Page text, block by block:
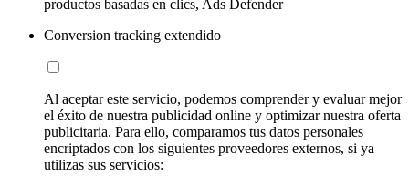
productos basadas en clics, Ads Defender
Conversion tracking extendido
Al aceptar este servicio, podemos comprender y evaluar mejor
el éxito de nuestra publicidad online y optimizar nuestra oferta
publicitaria. Para ello, comparamos tus datos personales
encriptados con los siguientes proveedores externos, si ya
utilizas sus servicios: